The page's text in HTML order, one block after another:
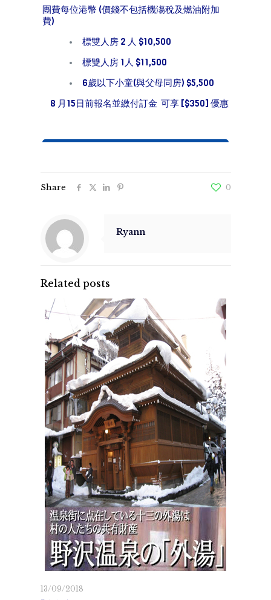
團費每位港幣 (價錢不包括機漡稅及燃油附加
費)
標雙人房 2 人 $10,500
標雙人房 1人 $11,500
6歲以下小童(與父母同房) $5,500
8 月15日前報名並繳付訂金 可享 [$350] 優惠
Share 0
Ryann
Related posts
13/09/2018